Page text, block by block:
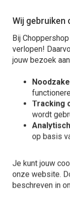
Wij gebruiken
Bij
verlopen!
jouw bezoek
Tracking
wordt
op basis
Je kunt jouw
onze website.
beschreven in